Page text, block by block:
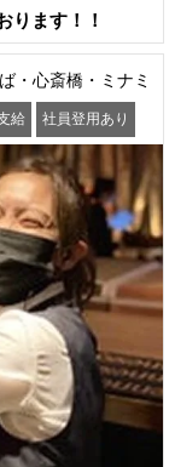
ります！！
・心斎橋・ミナミ
給 社員登用あり